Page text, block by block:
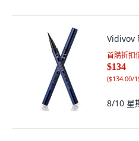
Vidivov
首購折扣
$134
($134.00/
8/10 星